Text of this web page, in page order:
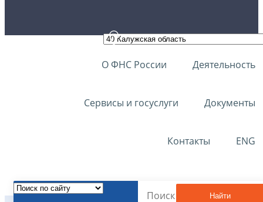
О ФНС России Деятельность
Сервисы и госуслуги Документы
Контакты ENG
Найти